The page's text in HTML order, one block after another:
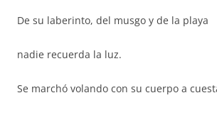
De su laberinto, del musgo y de la playa
nadie recuerda la luz.
Se marchó volando con su cuerpo a